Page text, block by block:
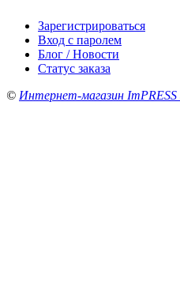
Зарегистрироваться
Вход с паролем
Блог / Новости
Статус заказа
© Интернет-магазин ImPRESS